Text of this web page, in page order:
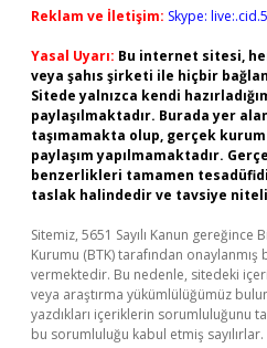
Reklam ve İletişim: Skype:
Yasal Uyarı: Bu internet sitesi,
veya şahıs şirketi ile hiçbir
Sitede yalnızca kendi
paylaşılmaktadır. Burada yer
taşımamakta olup, gerçek
paylaşım yapılmamaktadır.
benzerlikleri tamamen
taslak halindedir ve tavsiye
Sitemiz, 5651 Sayılı Kanun
Kurumu (BTK) tarafından onaylanmış
vermektedir. Bu nedenle, sitedeki
veya araştırma yükümlülüğümüz
yazdıkları içeriklerin sorumluluğunu
bu sorumluluğu kabul etmiş sayılırlar.